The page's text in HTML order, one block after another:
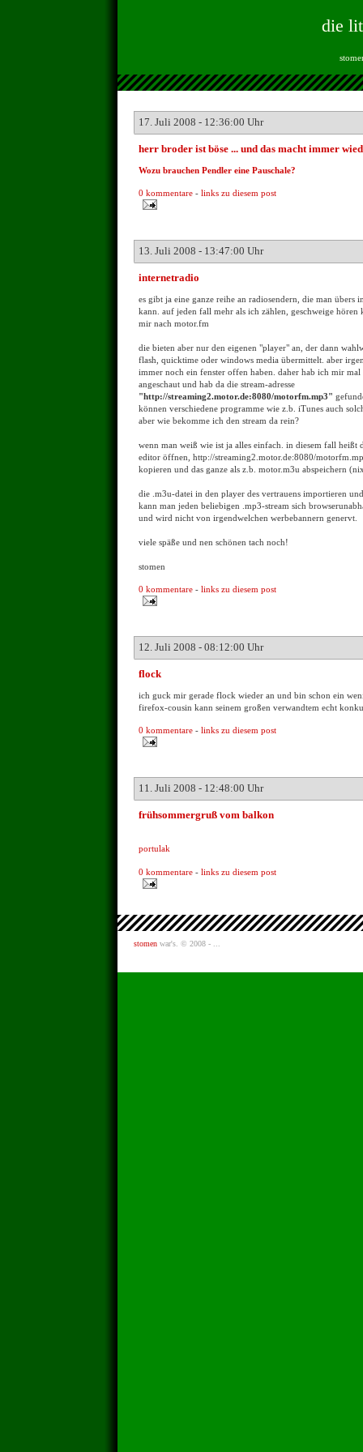
die
17. Juli 2008 - 12:36:00 Uhr
herr broder ist böse ... und das macht immer
Wozu brauchen Pendler eine Pauschale?
0 kommentare - links zu diesem post
13. Juli 2008 - 13:47:00 Uhr
internetradio
es gibt ja eine ganze reihe an radiosendern, die man übers
kann. auf jeden fall mehr als ich zählen, geschweige hören
mir nach motor.fm
die bieten aber nur den eigenen "player" an, der dann
flash, quicktime oder windows media übermittelt. aber
immer noch ein fenster offen haben. daher hab ich mir
angeschaut und hab da die stream-adresse
"http://streaming2.motor.de:8080/motorfm.mp3"
können verschiedene programme wie z.b. iTunes auch
aber wie bekomme ich den stream da rein?
wenn man weiß wie ist ja alles einfach. in diesem fall heißt
editor öffnen, http://streaming2.motor.de:8080/
kopieren und das ganze als z.b. motor.m3u abspeichern
die .m3u-datei in den player des vertrauens importieren
kann man jeden beliebigen .mp3-stream sich
und wird nicht von irgendwelchen werbebannern genervt.
viele späße und nen schönen tach noch!
stomen
0 kommentare - links zu diesem post
12. Juli 2008 - 08:12:00 Uhr
flock
ich guck mir gerade flock wieder an und bin schon ein
firefox-cousin kann seinem großen verwandtem echt
0 kommentare - links zu diesem post
11. Juli 2008 - 12:48:00 Uhr
frühsommergruß vom balkon
portulak
0 kommentare - links zu diesem post
stomen war's. © 2008 - ...